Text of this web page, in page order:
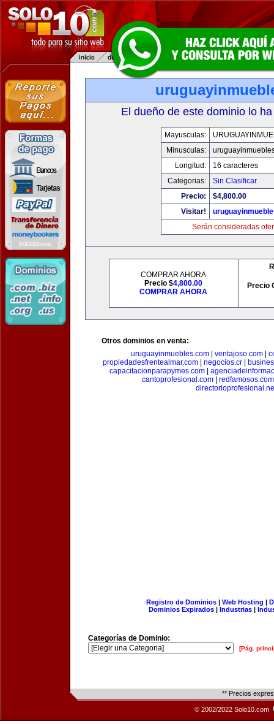
El dueño de este dominio lo
Mayusculas:
Minusculas:
Longitud:
16 caracteres
Categorias:
Sin Clasificar
Precio:
$4,800.00
Visitar!
Serán consideradas
COMPRAR AHORA
Precio $4,800.00
COMPRAR AHORA
Precio
Otros dominios en venta:
uruguayinmuebles.com
ventajoso.com
propiedadesfrentealmar.com
negocios.cr
capacitacionparapymes.com|
cantoprofesional.com
redfamosos.com
Registro de Dominios| Web Hosting |
Dominios Expirados | Industrias |
Categorías de Dominio:
[Pág.
** Precios
© 2002/2022 Solo10.com